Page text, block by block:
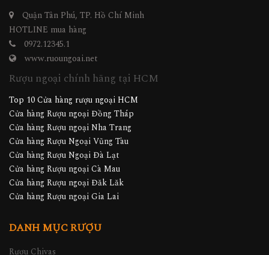
Quận Tân Phú, TP. Hồ Chí Minh
HOTLINE mua hàng
0972.12345.1
www.ruoungoai.net
Rượu ngoại chính hãng tại HCM
Top 10 Cửa hàng rượu ngoại HCM
Cửa hàng Rượu ngoại Đồng Tháp
Cửa hàng Rượu ngoại Nha Trang
Cửa hàng Rượu Ngoại Vũng Tàu
Cửa hàng Rượu Ngoại Đà Lạt
Cửa hàng Rượu ngoại Cà Mau
Cửa hàng Rượu ngoại Đăk Lăk
Cửa hàng Rượu ngoại Gia Lai
DANH MỤC RƯỢU
Rượu Chivas